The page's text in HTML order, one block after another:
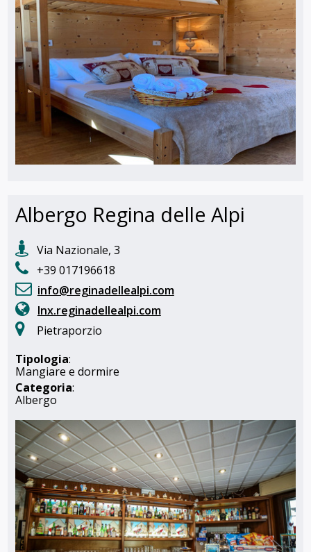
Albergo Regina delle Alpi
Via Nazionale, 3
+39 017196618
info@reginadellealpi.com
lnx.reginadellealpi.com
Pietraporzio
Tipologia:
Mangiare e dormire
Categoria:
Albergo